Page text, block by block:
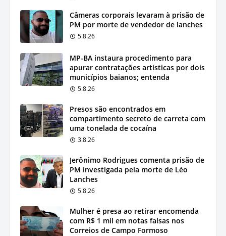
Câmeras corporais levaram à prisão de
PM por morte de vendedor de lanches
5.8.26
MP-BA instaura procedimento para
apurar contratações artísticas por dois
municípios baianos; entenda
5.8.26
Presos são encontrados em
compartimento secreto de carreta com
uma tonelada de cocaína
3.8.26
Jerônimo Rodrigues comenta prisão de
PM investigada pela morte de Léo
Lanches
5.8.26
Mulher é presa ao retirar encomenda
com R$ 1 mil em notas falsas nos
Correios de Campo Formoso